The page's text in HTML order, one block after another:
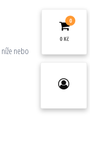
nebo
0
0 Kč